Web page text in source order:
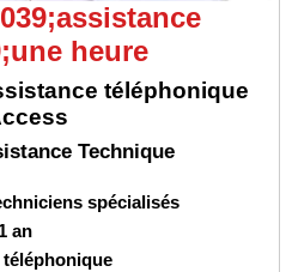
heure
téléphonique
Technique
spécialisés
an